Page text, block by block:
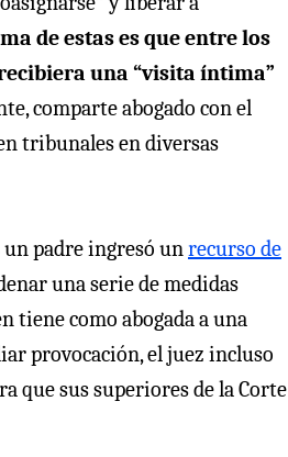
de estas es que entre los
una “visita íntima”
comparte abogado con el
tribunales en diversas
padre ingresó unrecurso de
una serie de medidas
tiene como abogada a una
provocación, el juez incluso
sus superiores de la Corte